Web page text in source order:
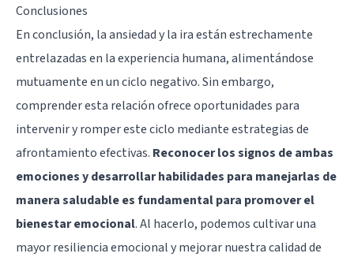
Conclusiones
En conclusión, la ansiedad y la ira están estrechamente
entrelazadas en la experiencia humana, alimentándose
mutuamente en un ciclo negativo. Sin embargo,
comprender esta relación ofrece oportunidades para
intervenir y romper este ciclo mediante estrategias de
afrontamiento efectivas. Reconocer los signos de ambas
emociones y desarrollar habilidades para manejarlas de
manera saludable es fundamental para promover el
bienestar emocional. Al hacerlo, podemos cultivar una
mayor resiliencia emocional y mejorar nuestra calidad de